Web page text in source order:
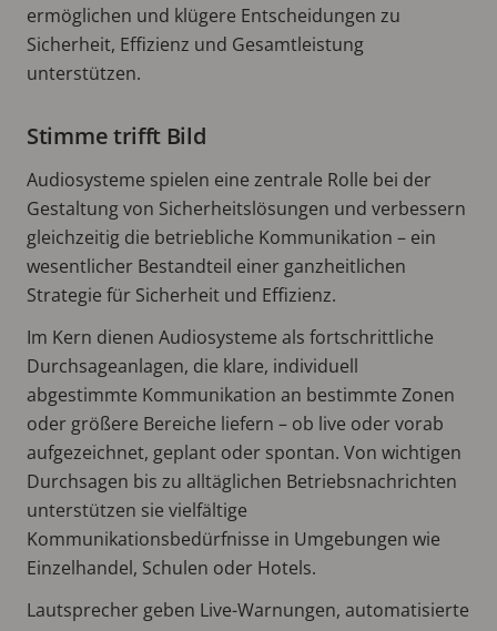
ermöglichen und klügere Entscheidungen zu
Sicherheit, Effizienz und Gesamtleistung
unterstützen.
Stimme trifft Bild
Audiosysteme spielen eine zentrale Rolle bei der
Gestaltung von Sicherheitslösungen und verbessern
gleichzeitig die betriebliche Kommunikation – ein
wesentlicher Bestandteil einer ganzheitlichen
Strategie für Sicherheit und Effizienz.
Im Kern dienen Audiosysteme als fortschrittliche
Durchsageanlagen, die klare, individuell
abgestimmte Kommunikation an bestimmte Zonen
oder größere Bereiche liefern – ob live oder vorab
aufgezeichnet, geplant oder spontan. Von wichtigen
Durchsagen bis zu alltäglichen Betriebsnachrichten
unterstützen sie vielfältige
Kommunikationsbedürfnisse in Umgebungen wie
Einzelhandel, Schulen oder Hotels.
Lautsprecher geben Live-Warnungen, automatisierte